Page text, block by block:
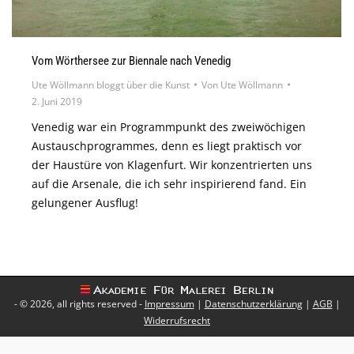
Vom Wörthersee zur Biennale nach Venedig
Ute Wöllmann bloggt über die Kunst Von Ute Wöllmann
2. Juni 2019
Venedig war ein Programmpunkt des zweiwöchigen
Austauschprogrammes, denn es liegt praktisch vor
der Haustüre von Klagenfurt. Wir konzentrierten uns
auf die Arsenale, die ich sehr inspirierend fand. Ein
gelungener Ausflug!
- © 2026, all rights reserved - Impressum| Datenschutzerklärung| AGB |
Widerrufsrecht